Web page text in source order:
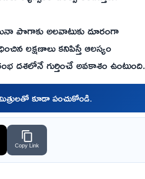
పొగాకు అలవాటుకు దూరంగా
లక్షణాలు కనిపిస్తే ఆలస్యం
దశలోనే గుర్తించే అవకాశం ఉంటుంది.
కూడా పంచుకోండి.
Copy Link